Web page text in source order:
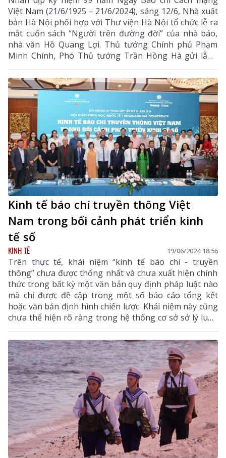
Việt Nam (21/6/1925 – 21/6/2024), sáng 12/6, Nhà xuất
bản Hà Nội phối hợp với Thư viện Hà Nội tổ chức lễ ra
mắt cuốn sách “Người trên đường đời” của nhà báo,
nhà văn Hồ Quang Lợi. Thủ tướng Chính phủ Phạm
Minh Chính, Phó Thủ tướng Trần Hồng Hà gửi lẵng
hoa chúc mừng.
Kinh tế báo chí truyền thông Việt
Nam trong bối cảnh phát triển kinh
tế số
KINH TẾ 19/06/2024 18:56
Trên thực tế, khái niệm “kinh tế báo chí - truyền
thông” chưa được thống nhất và chưa xuất hiện chính
thức trong bất kỳ một văn bản quy định pháp luật nào
mà chỉ được đề cập trong một số báo cáo tổng kết
hoặc văn bản định hình chiến lược. Khái niệm này cũng
chưa thể hiện rõ ràng trong hệ thống cơ sở sở lý luận
báo chí - truyền thông, trong các giáo trình cơ bản của
các trung tâm đào tạo nghiên cứu. Bài toán đặt ra
hiện nay cho báo chí - truyền thông Việt Nam nhằm
hướng đến mục tiêu làm thế nào để các cơ quan báo
chí “tự chủ được tài chính”.